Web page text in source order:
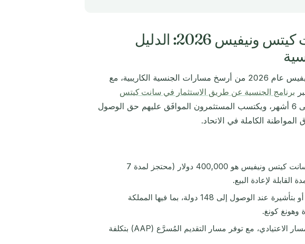
شراء العقارات في سانت كيتس ونيفيس 2026: الدليل
يظل شراء العقارات في سانت كيتس ونيفيس عام 2026 من أرسخ مسارات الجنسية الكاريبية، مع
برنامج الجنسية عن طريق الاستثمار في سانت كيتس
. تستغرق المعالجة عادةً من 4 إلى 6 أشهر، ويكتسب المستثمرون الموافَق عليهم حق الوصول
الحد الأدنى للاستثمار العقاري المؤهل في سانت كيتس ونيفيس هو 400,000 دولار (محتجز لمدة 7
تمنح سانت كيتس ونيفيس دخولاً بلا تأشيرة أو بتأشيرة عند الوصول إلى 148 دولة، بما فيها المملكة
وهونغ كونغ.
تتراوح مدد المعالجة بين 4 و6 أشهر في المسار الاعتيادي، مع توفر مسار التقديم المُسرَّع (AAP) بتكلفة